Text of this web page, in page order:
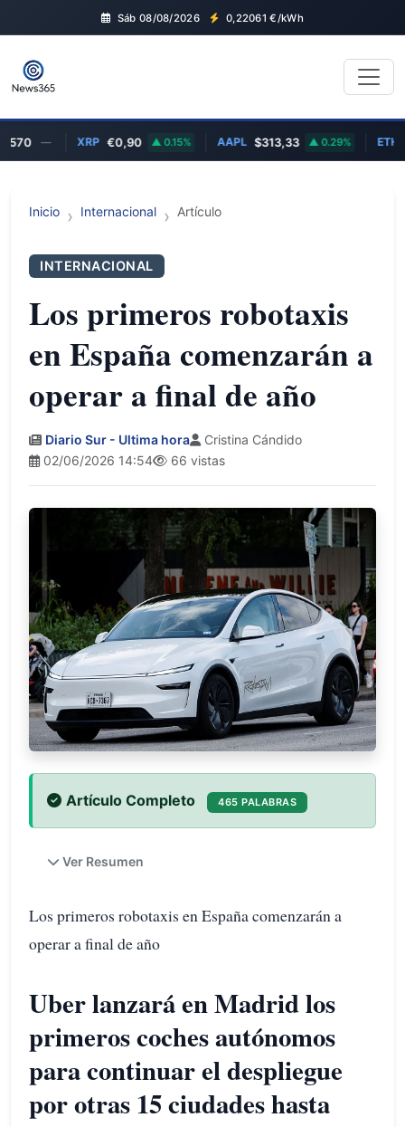
Sáb 08/08/2026 0,22061 €/kWh
— XRP €0,90 0.15% AAPL $313,33 0.29% ETH
Inicio Internacional Artículo
INTERNACIONAL
Los primeros robotaxis
en España comenzarán a
operar a final de año
Diario Sur - Ultima hora
Cristina Cándido
02/06/2026 14:54
66 vistas
Artículo Completo 465 PALABRAS
Ver Resumen
Los primeros robotaxis en España comenzarán a
operar a final de año
Uber lanzará en Madrid los
primeros coches autónomos
para continuar el despliegue
por otras 15 ciudades hasta